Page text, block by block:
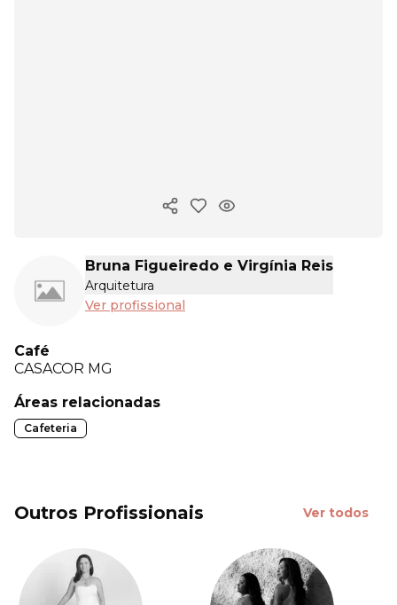
Copiar link
Bruna Figueiredo e Virgínia Reis
Arquitetura
Ver profissional
Café
CASACOR MG
Áreas relacionadas
Cafeteria
Outros Profissionais Ver todos